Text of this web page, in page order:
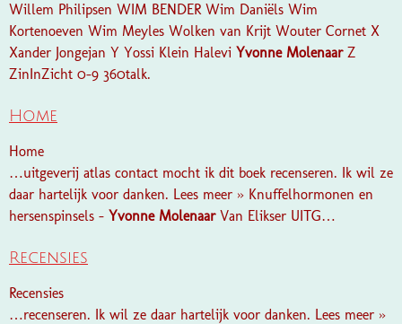
Willem Philipsen WIM BENDER Wim Daniëls Wim
Kortenoeven Wim Meyles Wolken van Krijt Wouter Cornet X
Xander Jongejan Y Yossi Klein Halevi Yvonne MolenaarZ
ZinInZicht 0-9 360talk.
Home
Home
…uitgeverij atlas contact mocht ik dit boek recenseren. Ik wil ze
daar hartelijk voor danken. Lees meer » Knuffelhormonen en
hersenspinsels - Yvonne MolenaarVan Elikser UITG…
Recensies
Recensies
…recenseren. Ik wil ze daar hartelijk voor danken. Lees meer »